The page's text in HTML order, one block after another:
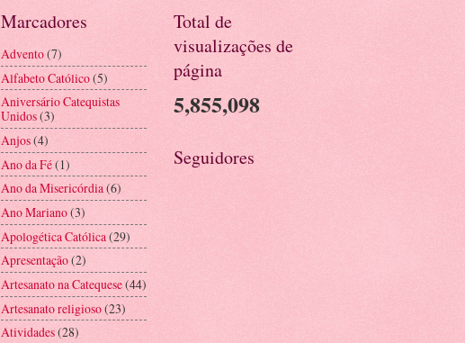
Marcadores
Advento(7)
Alfabeto Católico(5)
Aniversário Catequistas
Unidos(3)
Anjos(4)
Ano da Fé(1)
Ano da Misericórdia(6)
Ano Mariano(3)
Apologética Católica(29)
Apresentação(2)
Artesanato na Catequese(44)
Artesanato religioso(23)
Atividades(28)
Total de
visualizações de
página
5,855,098
Seguidores